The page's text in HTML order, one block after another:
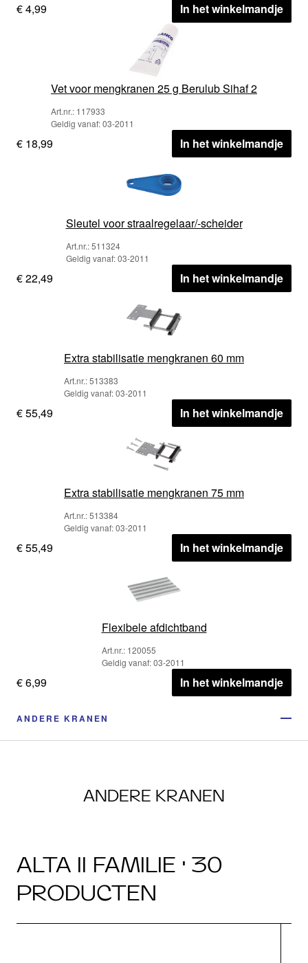
€ 4,99 In het winkelmandje
Vet voor mengkranen 25 g Berulub Sihaf 2
Art.nr.: 117933
Geldig vanaf: 03-2011
€ 18,99 In het winkelmandje
Sleutel voor straalregelaar/-scheider
Art.nr.: 511324
Geldig vanaf: 03-2011
€ 22,49 In het winkelmandje
Extra stabilisatie mengkranen 60 mm
Art.nr.: 513383
Geldig vanaf: 03-2011
€ 55,49 In het winkelmandje
Extra stabilisatie mengkranen 75 mm
Art.nr.: 513384
Geldig vanaf: 03-2011
€ 55,49 In het winkelmandje
Flexibele afdichtband
Art.nr.: 120055
Geldig vanaf: 03-2011
€ 6,99 In het winkelmandje
ANDERE KRANEN
ANDERE KRANEN
ALTA II FAMILIE · 30
PRODUCTEN